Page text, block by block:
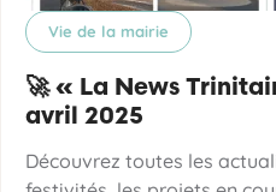
🚀 « La News
avril 2025
Catégorie
Vie de la mairie
Découvrez toutes les